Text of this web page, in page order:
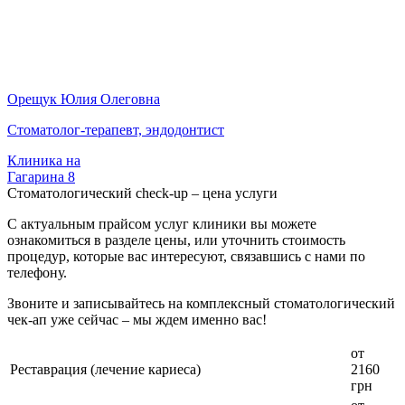
Орещук Юлия Олеговна
Стоматолог-терапевт, эндодонтист
Клиника на
Гагарина 8
Стоматологический check-up – цена услуги
С актуальным прайсом услуг клиники вы можете
ознакомиться в разделе цены, или уточнить стоимость
процедур, которые вас интересуют, связавшись с нами по
телефону.
Звоните и записывайтесь на комплексный стоматологический
чек-ап уже сейчас – мы ждем именно вас!
Реставрация (лечение кариеса)
от
2160
грн